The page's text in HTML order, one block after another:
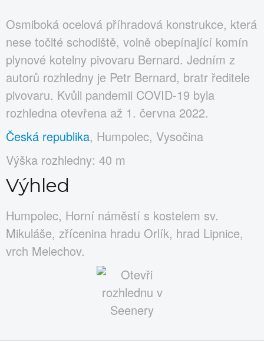
Osmiboká ocelová příhradová konstrukce, která
nese točité schodiště, volně obepínající komín
plynové kotelny pivovaru Bernard. Jedním z
autorů rozhledny je Petr Bernard, bratr ředitele
pivovaru. Kvůli pandemii COVID-19 byla
rozhledna otevřena až 1. června 2022.
Česká republika, Humpolec, Vysočina
Výška rozhledny: 40 m
Výhled
Humpolec, Horní náměstí s kostelem sv.
Mikuláše, zřícenina hradu Orlík, hrad Lipnice,
vrch Melechov.